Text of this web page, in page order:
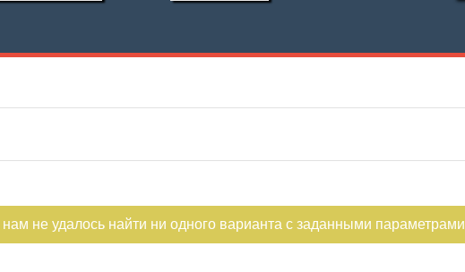
Смотровая яма
не удалось найти ни одного варианта с заданными параметрами